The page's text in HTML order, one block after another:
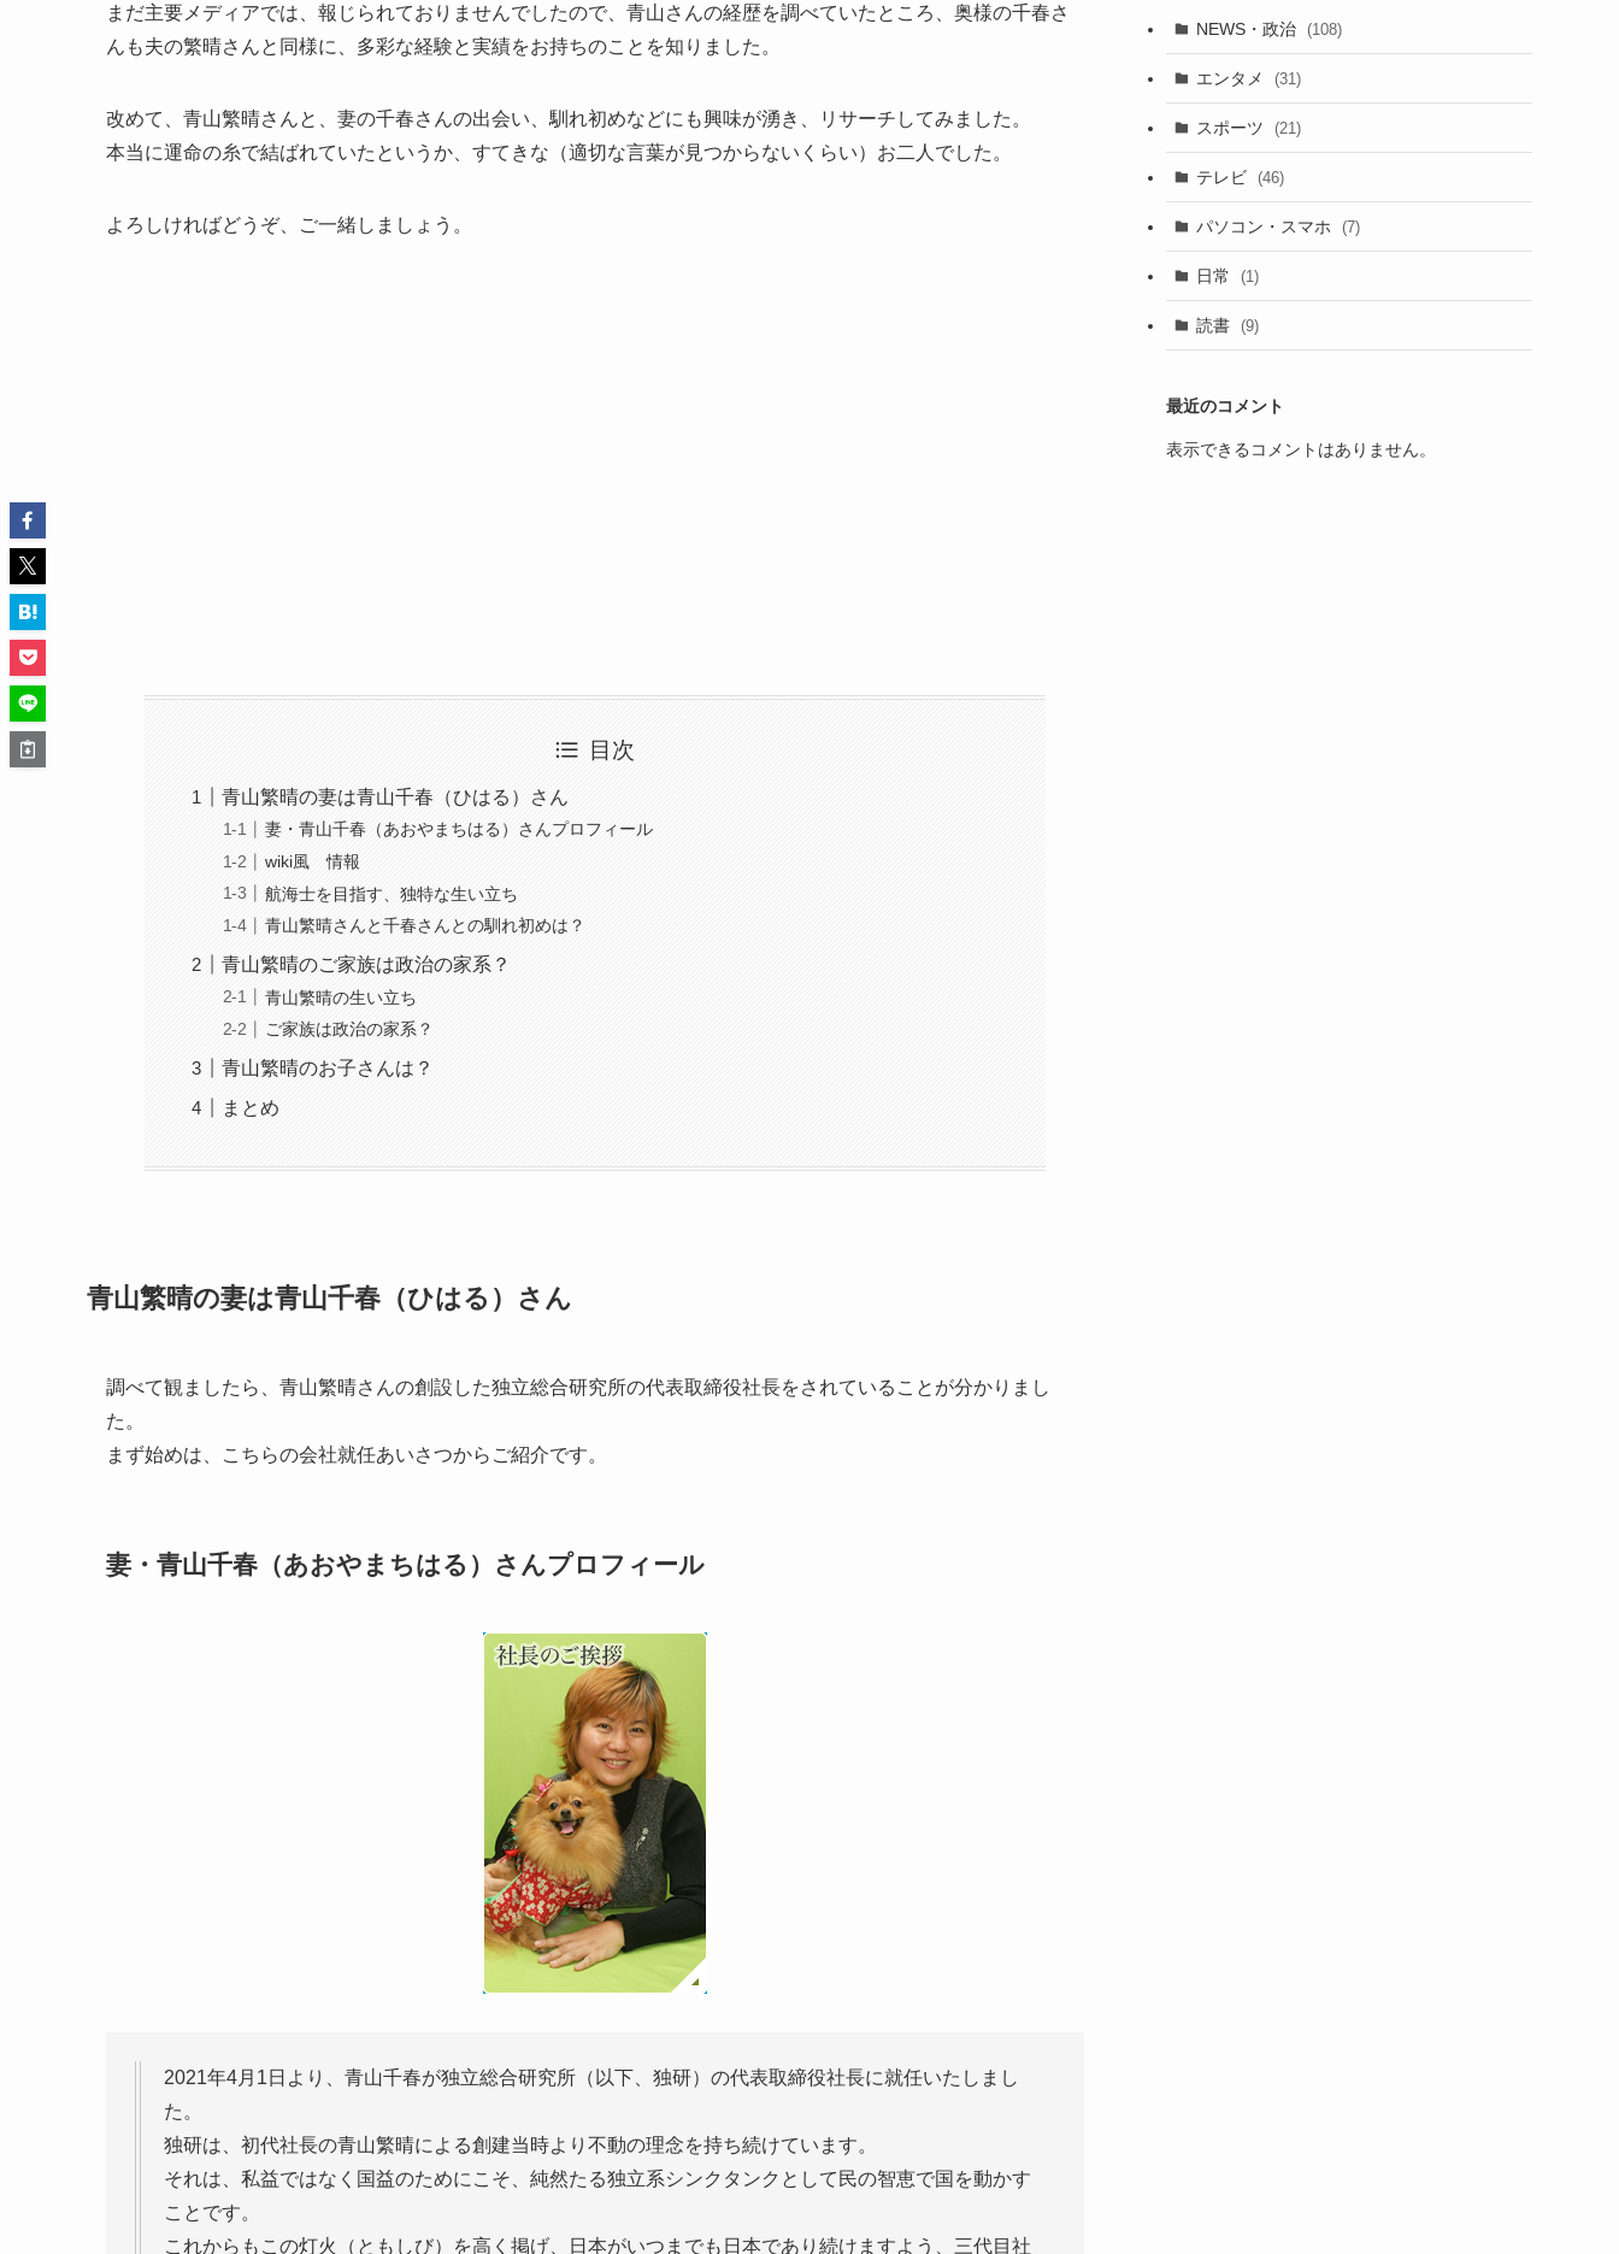
まだ主要メディアでは、報じられておりませんでしたので、青山さんの経歴を調べていたところ、奥様の千春さ
んも夫の繁晴さんと同様に、多彩な経験と実績をお持ちのことを知りました。
改めて、青山繁晴さんと、妻の千春さんの出会い、馴れ初めなどにも興味が湧き、リサーチしてみました。
本当に運命の糸で結ばれていたというか、すてきな（適切な言葉が見つからないくらい）お二人でした。
よろしければどうぞ、ご一緒しましょう。
目次
青山繁晴の妻は青山千春（ひはる）さん
妻・青山千春（あおやまちはる）さんプロフィール
wiki風 情報
航海士を目指す、独特な生い立ち
青山繁晴さんと千春さんとの馴れ初めは？
青山繁晴のご家族は政治の家系？
青山繁晴の生い立ち
ご家族は政治の家系？
青山繁晴のお子さんは？
まとめ
青山繁晴の妻は青山千春（ひはる）さん
調べて観ましたら、青山繁晴さんの創設した独立総合研究所の代表取締役社長をされていることが分かりまし
た。
まず始めは、こちらの会社就任あいさつからご紹介です。
妻・青山千春（あおやまちはる）さんプロフィール
2021年4月1日より、青山千春が独立総合研究所（以下、独研）の代表取締役社長に就任いたしまし
た。
独研は、初代社長の青山繁晴による創建当時より不動の理念を持ち続けています。
それは、私益ではなく国益のためにこそ、純然たる独立系シンクタンクとして民の智恵で国を動かす
ことです。
これからもこの灯火（ともしび）を高く掲げ、日本がいつまでも日本であり続けますよう、三代目社
NEWS・政治 (108)
エンタメ (31)
スポーツ (21)
テレビ (46)
パソコン・スマホ (7)
日常 (1)
読書 (9)
最近のコメント
表示できるコメントはありません。